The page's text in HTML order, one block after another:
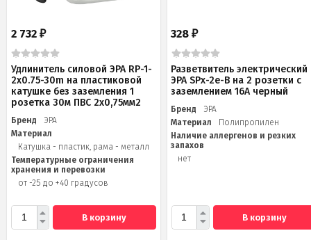
2 732 ₽
Удлинитель силовой ЭРА RP-1-
2x0.75-30m на пластиковой
катушке без заземления 1
розетка 30м ПВС 2х0,75мм2
Бренд
ЭРА
Материал
Катушка - пластик, рама - металл
Температурные ограничения
хранения и перевозки
от -25 до +40 градусов
В корзину
328₽
Разветвитель электрический
ЭРА SPx-2e-B на 2 розетки с
заземлением 16А черный
Бренд
ЭРА
Материал
Полипропилен
Наличие аллергенов и резких
запахов
нет
В корзину